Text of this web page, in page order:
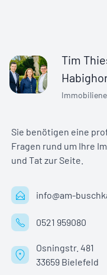
Tim
Sie benötigen eine
Fragen rund um Ihre
und Tat zur Seite.
info@am-
0521 959080
Osningstr. 481
33659 Bielefeld